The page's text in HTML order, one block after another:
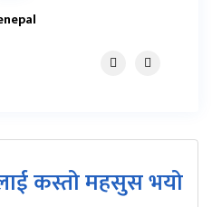
कस्तो महसुस भयो